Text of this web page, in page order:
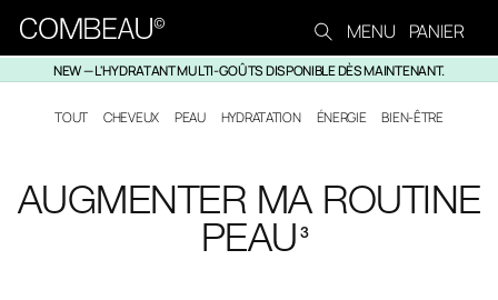
Ignorer et passer au
contenu
MENU PANIER
NEW — L'HYDRATANT MULTI-GOÛTS DISPONIBLE DÈS MAINTENANT.
TOUT CHEVEUX PEAU HYDRATATION ÉNERGIE BIEN-ÊTRE
C
AUGMENTER MA ROUTINE
PEAU 3